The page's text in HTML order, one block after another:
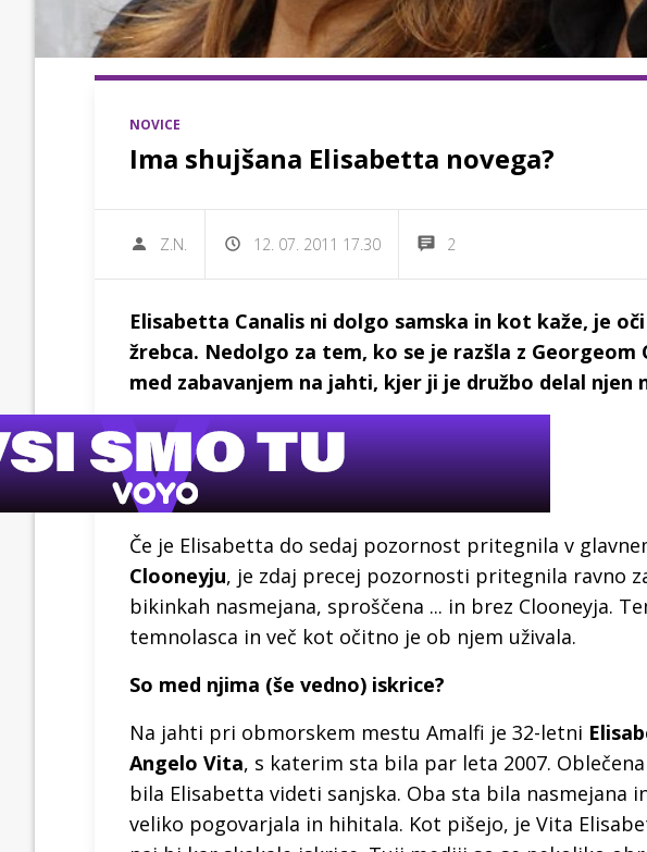
NOVICE
Ima shujšana Elisabetta novega?
Z.N. 12. 07. 2011 17.30 2
Elisabetta Canalis ni dolgo samska in kot kaže, je
žrebca. Nedolgo za tem, ko se je razšla z
med zabavanjem na jahti, kjer ji je družbo delal
Če je Elisabetta do sedaj pozornost pritegnila v
Clooneyju, je zdaj precej pozornosti pritegnila ravno
bikinkah nasmejana, sproščena ... in brez Clooneyja.
temnolasca in več kot očitno je ob njem uživala.
So med njima (še vedno) iskrice?
Na jahti pri obmorskem mestu Amalfi je 32-letni
Angelo Vita, s katerim sta bila par leta 2007.
bila Elisabetta videti sanjska. Oba sta bila nasmejana
veliko pogovarjala in hihitala. Kot pišejo, je Vita